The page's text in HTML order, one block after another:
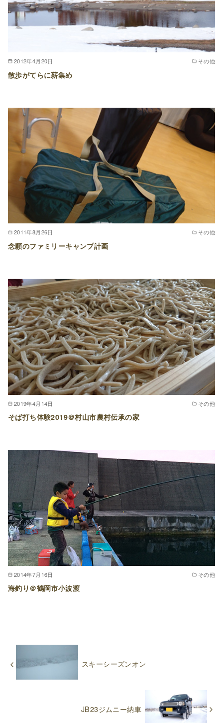
2012年4月20日 その他
散歩がてらに薪集め
2011年8月26日 その他
念願のファミリーキャンプ計画
2019年4月14日 その他
そば打ち体験2019＠村山市農村伝承の家
2014年7月16日 その他
海釣り＠鶴岡市小波渡
スキーシーズンオン
JB23ジムニー納車